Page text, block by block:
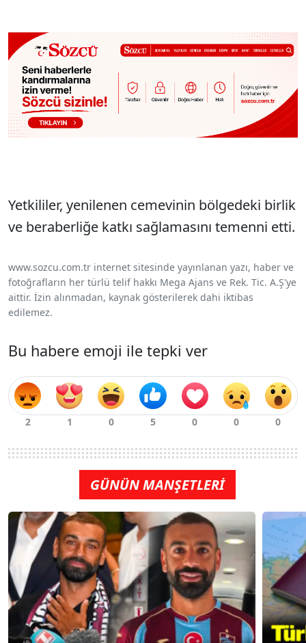
Yetkililer, yenilenen cemevinin bölgedeki birlik
ve beraberliğe katkı sağlamasını temenni etti.
www.sozcu.com.tr internet sitesinde yayınlanan yazı, haber ve
fotoğrafların her türlü telif hakkı Mega Ajans ve Rek. Tic. A.Ş'ye
aittir. İzin alınmadan, kaynak gösterilerek dahi iktibas
edilemez.
Bu habere emoji ile tepki ver
GÜNÜN MANŞETLERİ